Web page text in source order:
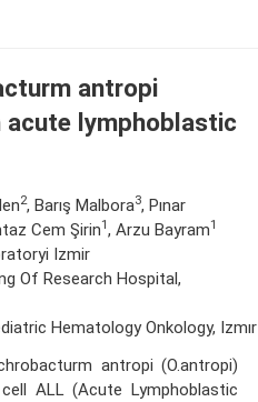
antropi
lymphoblastic
2, Barış Malbora3, Pınar
Cem Şirin1, Arzu Bayram1
Izmir
Of Research Hospital,
Hematology Onkology, Izmır
antropi (O.antropi)
ALL (Acute Lymphoblastic